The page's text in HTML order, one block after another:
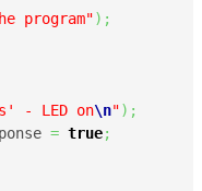
program") ;
- LED on\n") ;
= true;